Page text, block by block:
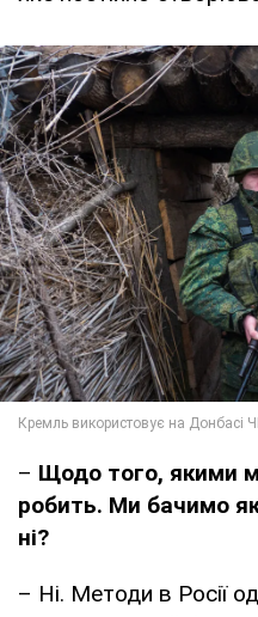
– Щодо того, якими
робить. Ми бачимо
ні?
– Ні. Методи в Росії